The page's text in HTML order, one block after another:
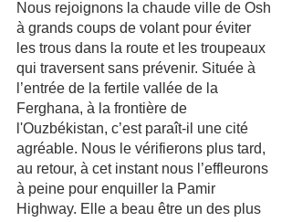
Nous rejoignons la chaude ville de Osh
à grands coups de volant pour éviter
les trous dans la route et les troupeaux
qui traversent sans prévenir. Située à
l’entrée de la fertile vallée de la
Ferghana, à la frontière de
l'Ouzbékistan, c’est paraît-il une cité
agréable. Nous le vérifierons plus tard,
au retour, à cet instant nous l’effleurons
à peine pour enquiller la Pamir
Highway. Elle a beau être un des plus